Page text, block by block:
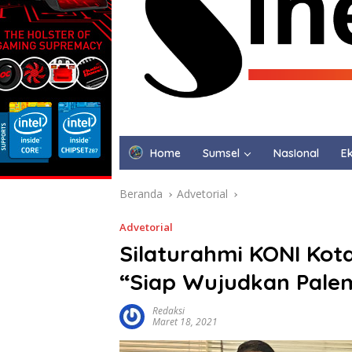
Home Sumsel NasIonal
Beranda Advetorial
Advetorial
Silaturahmi KONI
“Siap Wujudkan
Redaksi
Maret 18, 2021